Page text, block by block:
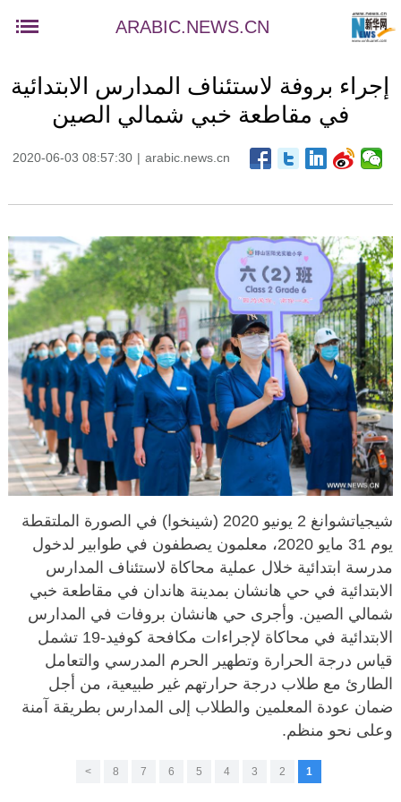
ARABIC.NEWS.CN
إجراء بروفة لاستئناف المدارس الابتدائية
في مقاطعة خبي شمالي الصين
2020-06-03 08:57:30 | arabic.news.cn
شيجياتشوانغ 2 يونيو 2020 (شينخوا) في الصورة الملتقطة
يوم 31 مايو 2020، معلمون يصطفون في طوابير لدخول
مدرسة ابتدائية خلال عملية محاكاة لاستئناف المدارس
الابتدائية في حي هانشان بمدينة هاندان في مقاطعة خبي
شمالي الصين. وأجرى حي هانشان بروفات في المدارس
الابتدائية في محاكاة لإجراءات مكافحة كوفيد-19 تشمل
قياس درجة الحرارة وتطهير الحرم المدرسي والتعامل
الطارئ مع طلاب درجة حرارتهم غير طبيعية، من أجل
ضمان عودة المعلمين والطلاب إلى المدارس بطريقة آمنة
وعلى نحو منظم.
1
2
3
4
5
6
7
8
>